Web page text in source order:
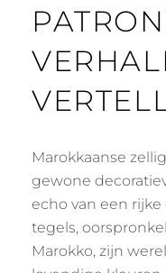
Marokkaanse
gewone
echo van een
tegels,
Marokko, zijn